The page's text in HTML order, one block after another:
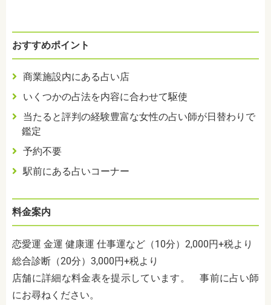
おすすめポイント
商業施設内にある占い店
いくつかの占法を内容に合わせて駆使
当たると評判の経験豊富な女性の占い師が日替わりで
鑑定
予約不要
駅前にある占いコーナー
料金案内
恋愛運 金運 健康運 仕事運など（10分）2,000円+税より
総合診断（20分）3,000円+税より
店舗に詳細な料金表を提示しています。 事前に占い師
にお尋ねください。